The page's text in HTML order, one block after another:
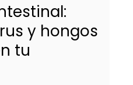
y hongos
tu